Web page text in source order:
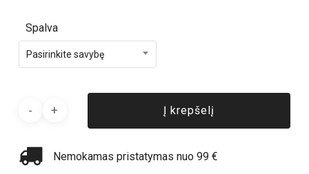
Spalva
Pasirinkite savybę
Į krepšelį
Nemokamas pristatymas nuo 99 €